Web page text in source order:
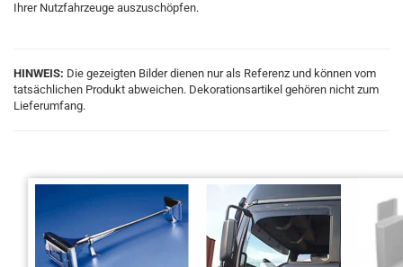
Ihrer Nutzfahrzeuge auszuschöpfen.
HINWEIS: Die gezeigten Bilder dienen nur als Referenz und können vom
tatsächlichen Produkt abweichen. Dekorationsartikel gehören nicht zum
Lieferumfang.